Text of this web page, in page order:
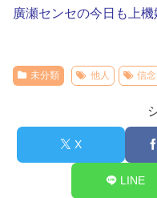
廣瀬センセの今日も上
未分類 他人 信念
X
LINE